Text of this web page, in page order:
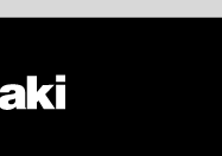
AV